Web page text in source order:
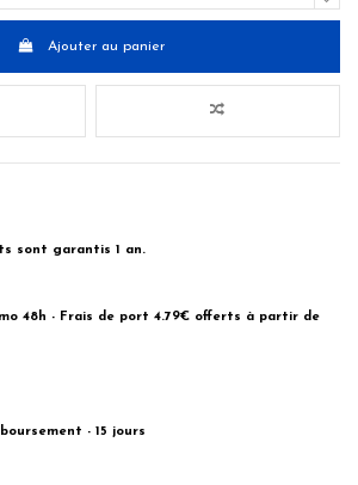
Ajouter au panier
sont garantis 1 an.
48h - Frais de port 4.79€ offerts à partir de
- 15 jours